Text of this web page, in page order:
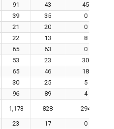
91 43
45
39 35
0
21 20
0
22 13
8
65 63
0
53 23
30
65 46
18
30 25
5
96 89 4
1,173 828 294
23 17
0